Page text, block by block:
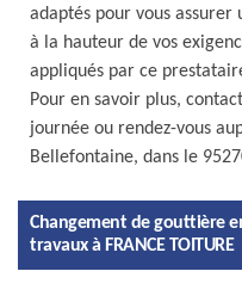
adaptés pour vous
à la hauteur de vos
appliqués par ce
Pour en savoir plus,
journée ou rendez-vous
Bellefontaine, dans le
Changement de gouttière
travaux à FRANCE TOITURE